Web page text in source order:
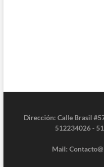
Dirección: Calle Brasil
512234026 -
Mail: